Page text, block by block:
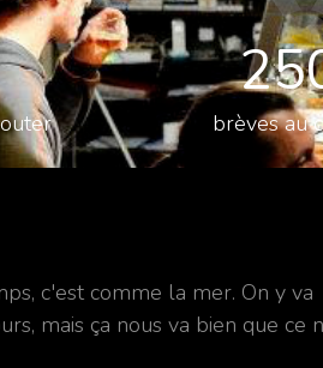
brèves au
c'est comme la mer. On y va
mais ça nous va bien que ce